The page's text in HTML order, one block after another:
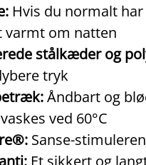
Hvis du normalt
varmt om natten
stålkæder og
tryk
Åndbart og
ved 60°C
Sanse-
Et sikkert og